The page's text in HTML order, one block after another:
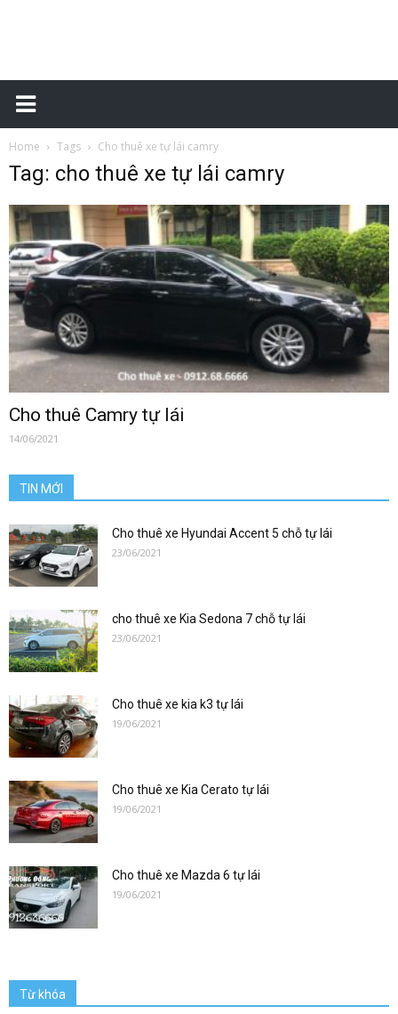
Xe
lái
Xe
Home Tags Cho thuê xe tự lái camry
Tag: cho thuê xe tự lái camry
Cho thuê Camry tự lái
14/06/2021
TIN MỚI
Cho thuê xe Hyundai Accent 5 chỗ tự lái
23/06/2021
cho thuê xe Kia Sedona 7 chỗ tự lái
23/06/2021
Cho thuê xe kia k3 tự lái
19/06/2021
Cho thuê xe Kia Cerato tự lái
19/06/2021
Cho thuê xe Mazda 6 tự lái
19/06/2021
Từ khóa